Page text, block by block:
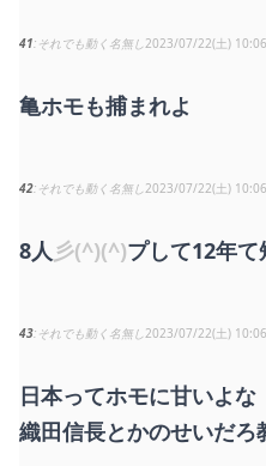
41 それでも動く名無し 2023/07/22(土)
亀ホモも捕まれよ
42 それでも動く名無し 2023/07/22(土)
8人 彡(^)(^)プして12年て
43 それでも動く名無し 2023/07/22(土)
日本ってホモに甘いよな
織田信長とかのせいだろ